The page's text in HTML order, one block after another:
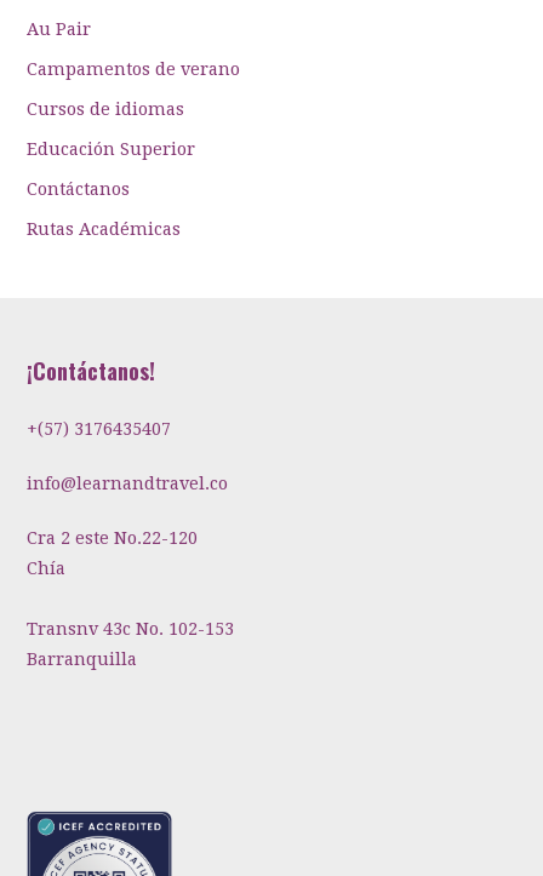
Au Pair
Campamentos de verano
Cursos de idiomas
Educación Superior
Contáctanos
Rutas Académicas
¡Contáctanos!
+(57) 3176435407
info@learnandtravel.co
Cra 2 este No.22-120
Chía
Transnv 43c No. 102-153
Barranquilla